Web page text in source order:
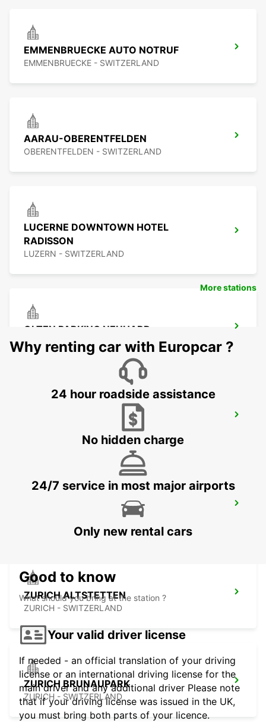
EMMENBRUECKE AUTO NOTRUF
EMMENBRUECKE - SWITZERLAND
AARAU-OBERENTFELDEN
OBERENTFELDEN - SWITZERLAND
LUCERNE DOWNTOWN HOTEL
RADISSON
LUZERN - SWITZERLAND
OLTEN PARKING NEUHARD
OLTEN - SWITZERLAND
ZURICH SCHLIEREN AMAG
SCHLIEREN - SWITZERLAND
ZURICH ALTSTETTEN
ZURICH - SWITZERLAND
ZURICH BRUNAUPARK
ZURICH - SWITZERLAND
More stations
Why renting car with Europcar ?
24 hour roadside assistance
No hidden charge
24/7 service in most major airports
Only new rental cars
Good to know
What should you bring at the station ?
Your valid driver license
If needed - an official translation of your driving
license or an international driving license for the
main driver and any additional driver Please note
that if your driving license was issued in the UK,
you must bring both parts of your licence.